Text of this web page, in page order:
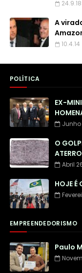
24.9.18
A
10.4.14
POLÍTICA
EX-
Junho
O
Abril
HOJE É
EMPREENDEDORISMO
Paulo